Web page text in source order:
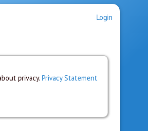
Login
privacy. Privacy Statement